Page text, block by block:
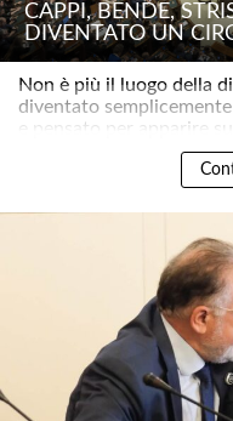
CAPPI, BENDE,
DIVENTATO UN
Non è più il luogo della
diventato
e pensato per apparire